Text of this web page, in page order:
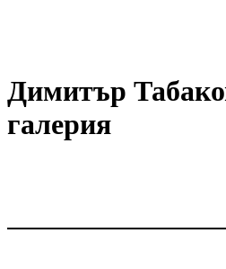
Димитър
галерия